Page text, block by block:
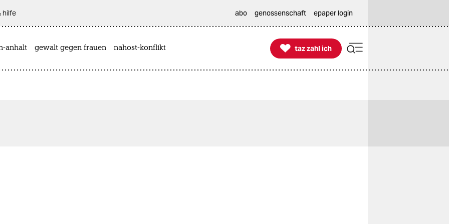
hilfe abo genossenschaft epaper login
anhalt gewalt gegen frauen nahost-konflikt 
taz zahl ich
taz zahl ich